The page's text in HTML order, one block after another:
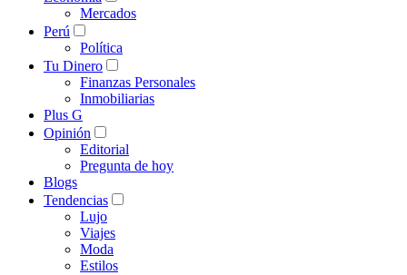
Mercados
Perú
Política
Tu Dinero
Finanzas Personales
Inmobiliarias
Plus G
Opinión
Editorial
Pregunta de hoy
Blogs
Tendencias
Lujo
Viajes
Moda
Estilos